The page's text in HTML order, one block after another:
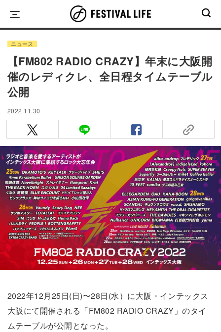
content
ニュース
【FM802 RADIO CRAZY】年末に大阪開
催のレディクレ、全日程タイムテーブル
公開
2022.11.30
2022年12月25日(日)〜28日(水）に大阪・インテックス
大阪にて開催される「FM802 RADIO CRAZY」のタイ
ムテーブルが公開となった。